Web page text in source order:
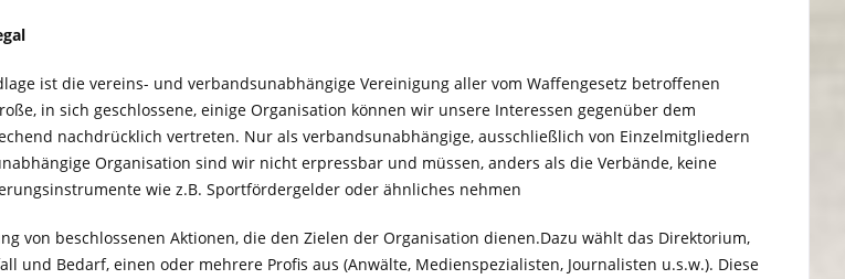
ist die vereins- und verbandsunabhängige Vereinigung aller vom Waffengesetz betroffenen
in sich geschlossene, einige Organisation können wir unsere Interessen gegenüber dem
nachdrücklich vertreten. Nur als verbandsunabhängige, ausschließlich von Einzelmitgliedern
Organisation sind wir nicht erpressbar und müssen, anders als die Verbände, keine
wie z.B. Sportfördergelder oder ähnliches nehmen
von beschlossenen Aktionen, die den Zielen der Organisation dienen.Dazu wählt das Direktorium,
und Bedarf, einen oder mehrere Profis aus (Anwälte, Medienspezialisten, Journalisten u.s.w.). Diese